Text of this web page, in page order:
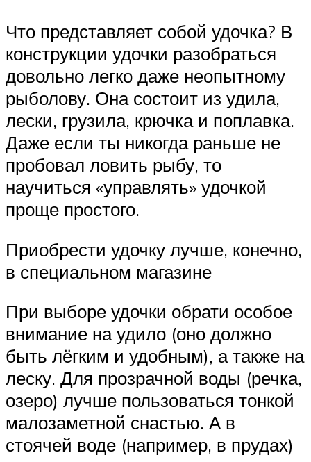
Что представляет собой удочка? В
конструкции удочки разобрать­ся
довольно легко даже неопытному
рыболову. Она состоит из удила,
лески, грузила, крючка и поплавка.
Даже если ты никогда раньше не
пробовал ловить рыбу, то
научиться «управлять» удочкой
проще про­стого.
Приобрести удочку лучше, конечно,
в специальном магазине
При выборе удочки обрати особое
внимание на удило (оно должно
быть лёгким и удобным), а также на
леску. Для прозрачной воды (речка,
озеро) лучше пользоваться тонкой
малозаметной снастью. А в
стоячей воде (например, в прудах)